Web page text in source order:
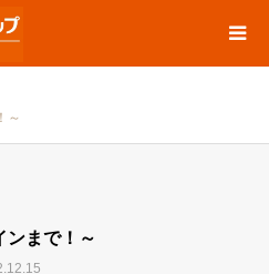
～
ンまで！～